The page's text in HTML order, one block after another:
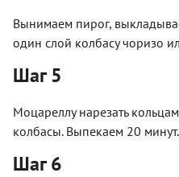
Вынимаем пирог,
один слой колбасу чоризо
Шаг 5
Моцареллу нарезать
колбасы. Выпекаем 20 минут.
Шаг 6